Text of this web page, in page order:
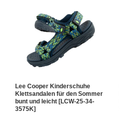
Lee Cooper Kinderschuhe
Klettsandalen für den Sommer
bunt und leicht [LCW-25-34-
3575K]